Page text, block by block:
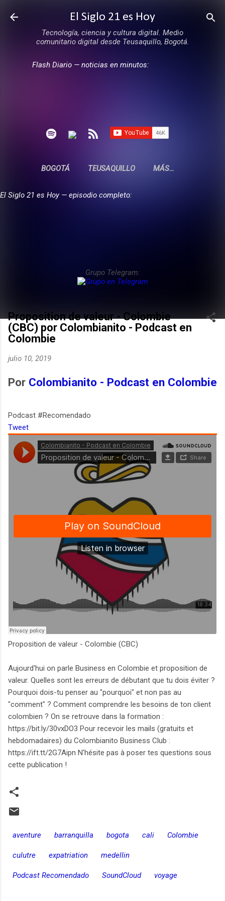
Ir al contenido principal
El Siglo 21 es Hoy
Tecnología, ciencia y cultura digital. Medio
comunitario digital desde Teusaquillo, Bogotá.
Flash Diario — noticias en minutos:
BOGOTÁ TEUSAQUILLO MÁS…
El Siglo 21 es Hoy — episodio completo:
Grupo Telegram:
Proposition de valeur - Colombie
(CBC) por Colombianito - Podcast en
Colombie
julio 10, 2019
Por Colombianito - Podcast en Colombie
Podcast #Recomendado
Tweet
Proposition de valeur - Colombie (CBC)
Aujourd'hui on parle Business en Colombie et proposition de
valeur. Quelles sont les erreurs de débutant que tu dois éviter ?
Pourquoi dois-tu penser au "pourquoi" et non pas au
"comment" ? Comment comprendre les besoins de ton client
colombien ? On se retrouve dans la formation :
https://bit.ly/30vxDO3 Pour recevoir les mails (gratuits et
hebdomadaires) du Colombianito Business Club :
https://ift.tt/2G7Aipn N'hésite pas à poser tes questions sous
cette publication !
aventure barranquilla bogota cali Colombie
culutre expatriation medellin
Podcast Recomendado SoundCloud voyage